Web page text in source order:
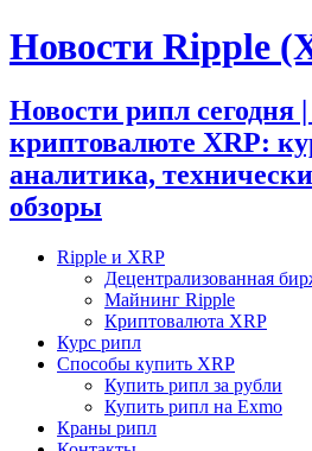
Новости Ripple
Новости рипл сегодня
криптовалюте XRP:
аналитика,
обзоры
Ripple и XRP
Децентрализованная
Майнинг Ripple
Криптовалюта XRP
Курс рипл
Способы купить XRP
Купить рипл за рубли
Купить рипл на Exmo
Краны рипл